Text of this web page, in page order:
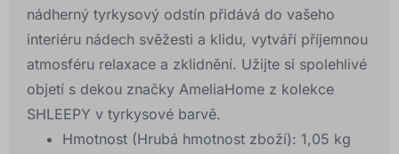
nádherný tyrkysový odstín přidává do vašeho
interiéru nádech svěžesti a klidu, vytváří příjemnou
atmosféru relaxace a zklidnění. Užijte si spolehlivé
objetí s dekou značky AmeliaHome z kolekce
SHLEEPY v tyrkysové barvě.
Hmotnost (Hrubá hmotnost zboží): 1,05 kg